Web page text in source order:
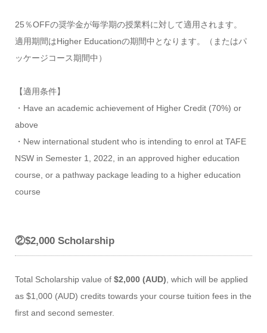
25％OFFの奨学金が毎学期の授業料に対して適用されます。
適用期間はHigher Educationの期間中となります。（またはパ
ッケージコース期間中）
【適用条件】
・Have an academic achievement of Higher Credit (70%) or
above
・New international student who is intending to enrol at TAFE
NSW in Semester 1, 2022, in an approved higher education
course, or a pathway package leading to a higher education
course
②$2,000 Scholarship
Total Scholarship value of $2,000 (AUD) , which will be applied
as $1,000 (AUD) credits towards your course tuition fees in the
first and second semester.